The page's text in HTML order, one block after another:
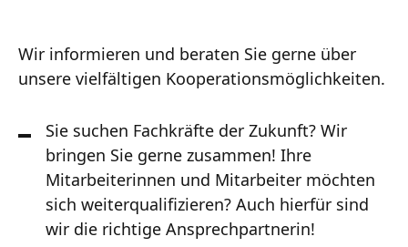
Wir informieren und beraten Sie gerne über
unsere vielfältigen Kooperationsmöglichkeiten.
Sie suchen Fachkräfte der Zukunft? Wir
bringen Sie gerne zusammen! Ihre
Mitarbeiterinnen und Mitarbeiter möchten
sich weiterqualifizieren? Auch hierfür sind
wir die richtige Ansprechpartnerin!